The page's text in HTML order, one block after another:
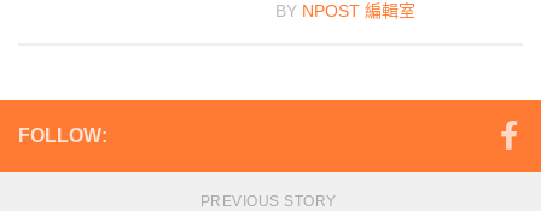
BY NPOST 編輯室
FOLLOW:
PREVIOUS STORY